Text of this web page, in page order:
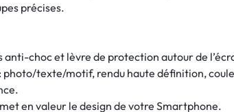
précises.
choc et lèvre de protection autour de
photo/texte/motif, rendu haute définition,
en valeur le design de votre Smartphone.